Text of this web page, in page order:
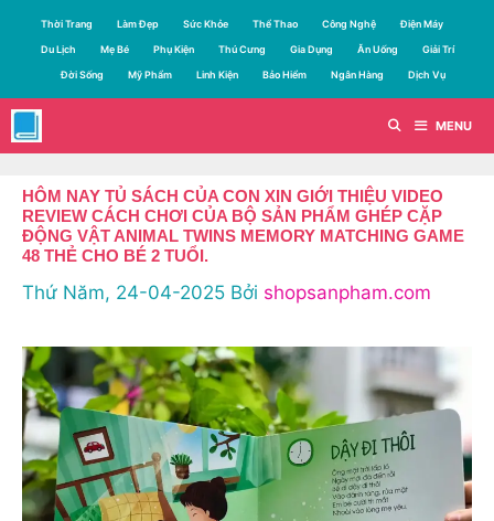
dung
Thời Trang Làm Đẹp Sức Khỏe Thể Thao Công Nghệ Điện Máy
Du Lịch Mẹ Bé Phụ Kiện Thú Cưng Gia Dụng Ăn Uống Giải Trí
Đời Sống Mỹ Phẩm Linh Kiện Bảo Hiểm Ngân Hàng Dịch Vụ
MENU
HÔM NAY TỦ SÁCH CỦA CON XIN GIỚI THIỆU VIDEO
REVIEW CÁCH CHƠI CỦA BỘ SẢN PHẨM GHÉP CẶP
ĐỘNG VẬT ANIMAL TWINS MEMORY MATCHING GAME
48 THẺ CHO BÉ 2 TUỔI.
Thứ Năm, 24-04-2025 Bởi shopsanpham.com